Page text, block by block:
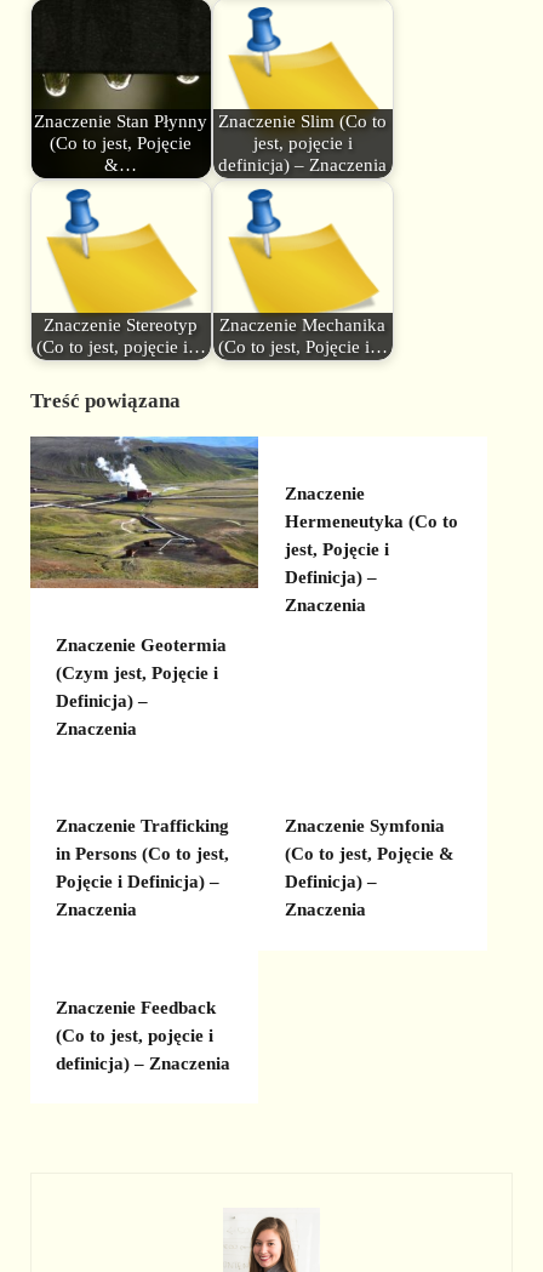
Znaczenie Stan Płynny
(Co to jest, Pojęcie
&…
Znaczenie Slim (Co to
jest, pojęcie i
definicja) – Znaczenia
Znaczenie Stereotyp
(Co to jest, pojęcie i…
Znaczenie Mechanika
(Co to jest, Pojęcie i…
Treść powiązana
Znaczenie Geotermia
(Czym jest, Pojęcie i
Definicja) –
Znaczenia
Znaczenie
Hermeneutyka (Co to
jest, Pojęcie i
Definicja) –
Znaczenia
Znaczenie Trafficking
in Persons (Co to jest,
Pojęcie i Definicja) –
Znaczenia
Znaczenie Symfonia
(Co to jest, Pojęcie &
Definicja) –
Znaczenia
Znaczenie Feedback
(Co to jest, pojęcie i
definicja) – Znaczenia